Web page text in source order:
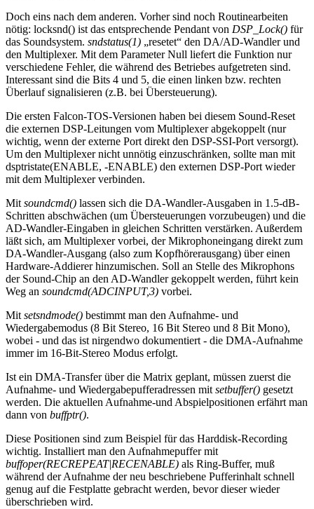
Doch eins nach dem anderen. Vorher sind noch Routinearbeiten
nötig: locksnd() ist das entsprechende Pendant von DSP_Lock() für
das Soundsystem. sndstatus(1) „resetet“ den DA/AD-Wandler und
den Multiplexer. Mit dem Parameter Null liefert die Funktion nur
verschiedene Fehler, die während des Betriebes aufgetreten sind.
Interessant sind die Bits 4 und 5, die einen linken bzw. rechten
Überlauf signalisieren (z.B. bei Übersteuerung).
Die ersten Falcon-TOS-Versionen haben bei diesem Sound-Reset
die externen DSP-Leitungen vom Multiplexer abgekoppelt (nur
wichtig, wenn der externe Port direkt den DSP-SSI-Port versorgt).
Um den Multiplexer nicht unnötig einzuschränken, sollte man mit
dsptristate(ENABLE, -ENABLE) den externen DSP-Port wieder
mit dem Multiplexer verbinden.
Mit soundcmd() lassen sich die DA-Wandler-Ausgaben in 1.5-dB-
Schritten abschwächen (um Übersteuerungen vorzubeugen) und die
AD-Wandler-Eingaben in gleichen Schritten verstärken. Außerdem
läßt sich, am Multiplexer vorbei, der Mikrophoneingang direkt zum
DA-Wandler-Ausgang (also zum Kopfhörerausgang) über einen
Hardware-Addierer hinzumischen. Soll an Stelle des Mikrophons
der Sound-Chip an den AD-Wandler gekoppelt werden, führt kein
Weg an soundcmd(ADCINPUT,3) vorbei.
Mit setsndmode() bestimmt man den Aufnahme- und
Wiedergabemodus (8 Bit Stereo, 16 Bit Stereo und 8 Bit Mono),
wobei - und das ist nirgendwo dokumentiert - die DMA-Aufnahme
immer im 16-Bit-Stereo Modus erfolgt.
Ist ein DMA-Transfer über die Matrix geplant, müssen zuerst die
Aufnahme- und Wiedergabepufferadressen mit setbuffer() gesetzt
werden. Die aktuellen Aufnahme-und Abspielpositionen erfährt man
dann von buffptr().
Diese Positionen sind zum Beispiel für das Harddisk-Recording
wichtig. Installiert man den Aufnahmepuffer mit
buffoper(RECREPEAT|RECENABLE) als Ring-Buffer, muß
während der Aufnahme der neu beschriebene Pufferinhalt schnell
genug auf die Festplatte gebracht werden, bevor dieser wieder
überschrieben wird.